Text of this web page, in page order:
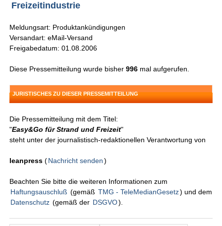
Freizeitindustrie
Meldungsart: Produktankündigungen
Versandart: eMail-Versand
Freigabedatum: 01.08.2006
Diese Pressemitteilung wurde bisher996 mal aufgerufen.
JURISTISCHES ZU DIESER PRESSEMITTEILUNG
Die Pressemitteilung mit dem Titel:
"Easy&Go für Strand und Freizeit"
steht unter der journalistisch-redaktionellen Verantwortung von
leanpress (Nachricht senden )
Beachten Sie bitte die weiteren Informationen zum
Haftungsauschluß (gemäß TMG - TeleMedianGesetz) und dem
Datenschutz (gemäß der DSGVO).